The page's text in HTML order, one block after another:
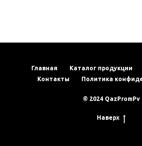
Главная Каталог продукции
Контакты
Политика
© 2024 QazPromPv
Наверх